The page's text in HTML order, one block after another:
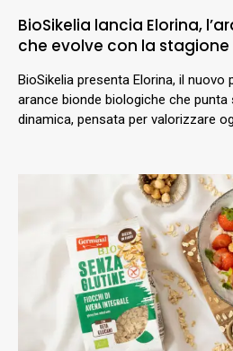
BioSikelia lancia Elorina,
che evolve con la stagione
BioSikelia presenta Elorina, il
arance bionde biologiche che punta
dinamica, pensata per valorizzare